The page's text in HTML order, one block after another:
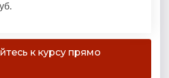
к курсу прямо